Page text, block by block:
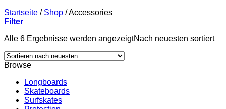
Startseite / Shop /Accessories
Filter
Alle 6 Ergebnisse werden angezeigtNach neuesten sortiert
Browse
Longboards
Skateboards
Surfskates